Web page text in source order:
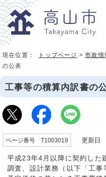
現在位置： トップページ >市政情
の公表
工事等の積算内訳書の
ページ番号 T1003019 更新日
平成23年4月以降に契約した
調査、設計業務（以下「工